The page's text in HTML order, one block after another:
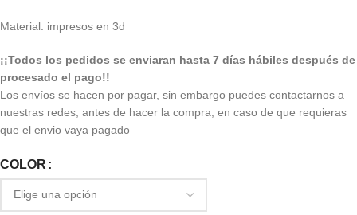
Material: impresos en 3d
¡¡Todos los pedidos se enviaran hasta 7 días hábiles después de
procesado el pago!!
Los envíos se hacen por pagar, sin embargo puedes contactarnos a
nuestras redes, antes de hacer la compra, en caso de que requieras
que el envio vaya pagado
COLOR